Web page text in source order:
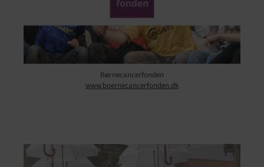
Børnecancerfonden
www.boernecancerfonden.dk